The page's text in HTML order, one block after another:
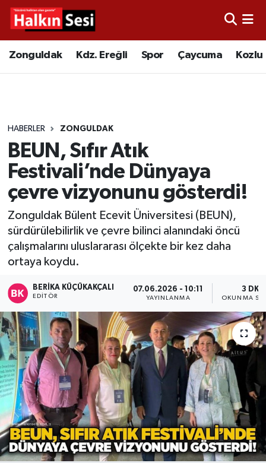
Zonguldak Kdz. Ereğli Spor Çaycuma Kozlu
HABERLER ZONGULDAK
BEUN, Sıfır Atık
Festivali’nde Dünyaya
çevre vizyonunu gösterdi!
Zonguldak Bülent Ecevit Üniversitesi (BEUN),
sürdürülebilirlik ve çevre bilinci alanındaki öncü
çalışmalarını uluslararası ölçekte bir kez daha
ortaya koydu.
BERIKA KÜÇÜKAKÇALI
EDITÖR
07.06.2026 - 10:11
YAYINLANMA
3 DK
OKUNMA
Video
Çaycuma
Alaplı
Asayiş
Bartın
Karabük
Devrek
Bolu
ÇEVRE
BİLİM VE TEKNOLOJİ
DUNYA
Düzce
Merkez Hava Durumu
Tüm Manşetler
Son Dakika Haberleri
Haber Arşivi